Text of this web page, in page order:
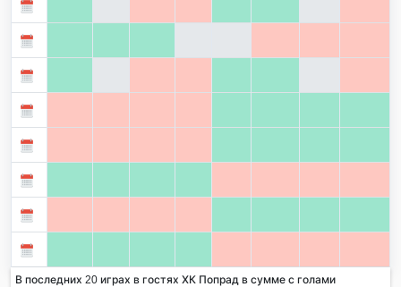
В последних 20 играх в гостях ХК Попрад в сумме с голами